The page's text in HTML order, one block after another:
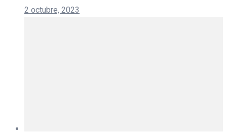
2 octubre, 2023